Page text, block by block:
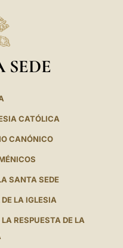
SEDE
CATÓLICA
CANÓNICO
SANTA SEDE
LA IGLESIA
RESPUESTA DE LA